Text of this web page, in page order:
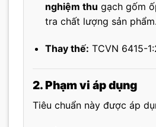
nghiệm thu gạch gốm
tra chất lượng sản phẩm.
Thay thế: TCVN 6415-
2. Phạm vi áp dụng
Tiêu chuẩn này được áp